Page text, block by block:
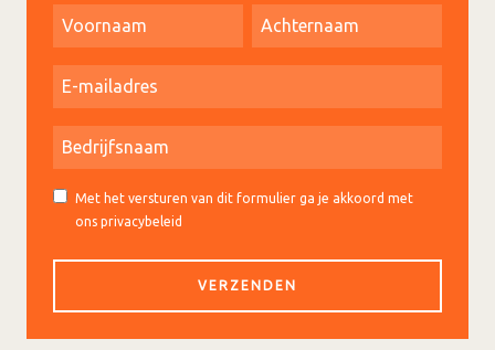
Met het versturen van dit formulier ga je akkoord met
ons privacybeleid